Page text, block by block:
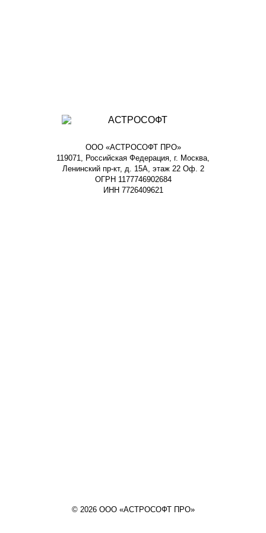
ООО «АСТРОСОФТ ПРО»
119071, Российская Федерация, г. Москва,
Ленинский пр-кт, д. 15А, этаж 22 Оф. 2
ОГРН 1177746902684
ИНН 7726409621
© 2026 ООО «АСТРОСОФТ ПРО»